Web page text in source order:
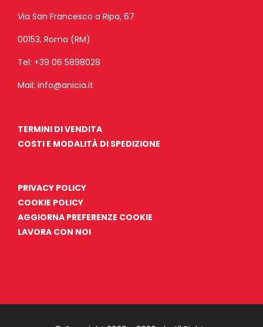
Via San Francesco a Ripa, 67
00153, Roma (RM)
Tel: +39 06 5898028
Mail: info@anicia.it
TERMINI DI VENDITA
COSTI E MODALITÀ DI SPEDIZIONE
PRIVACY POLICY
COOKIE POLICY
AGGIORNA PREFERENZE COOKIE
LAVORA CON NOI